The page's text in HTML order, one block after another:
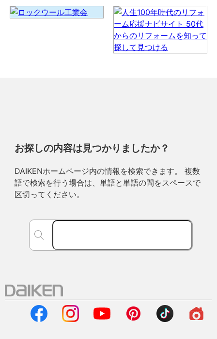
お探しの内容は見つかりましたか？
DAIKENホームページ内の情報を検索できます。 複数
語で検索を行う場合は、単語と単語の間をスペースで
区切ってください。